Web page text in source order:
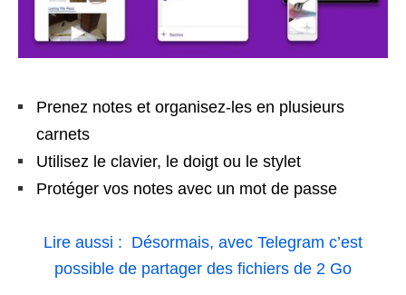
Prenez notes et organisez-les en plusieurs
carnets
Utilisez le clavier, le doigt ou le stylet
Protéger vos notes avec un mot de passe
Lire aussi : Désormais, avec Telegram c’est
possible de partager des fichiers de 2 Go